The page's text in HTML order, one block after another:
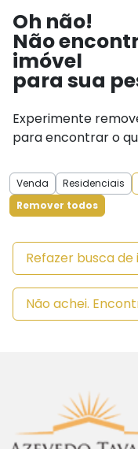
Venda Residenciais
Remover todos
Oh não!
Não
imóvel
para sua
Experimente
para encontrar o
Refazer busca de
Não achei.